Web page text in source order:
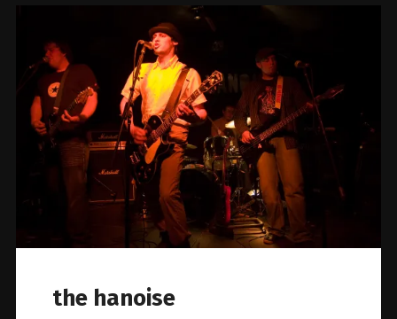
the hanoise